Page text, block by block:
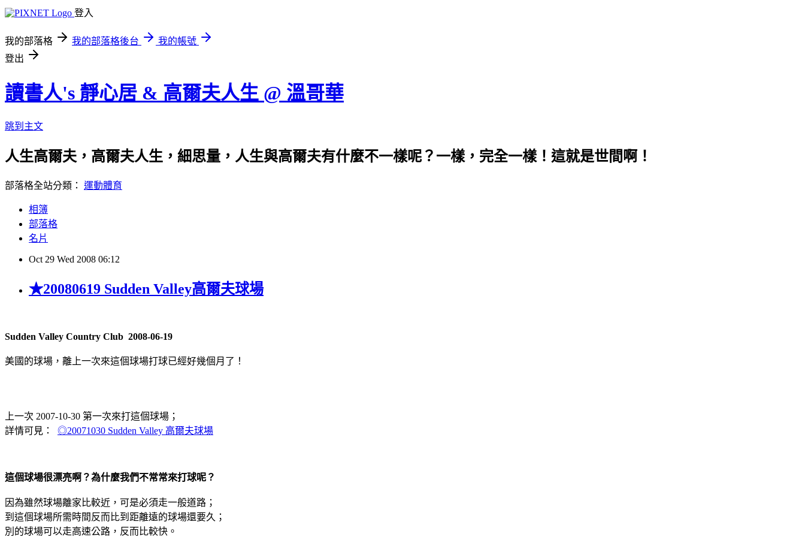
登入
我的部落格 我的部落格後台
我的帳號
登出
讀書人's 靜心居 & 高爾夫人生 @ 溫哥華
跳到主文
人生高爾夫，高爾夫人生，細思量，人生與高爾夫有什麼不一樣呢？一樣，完全一樣！這就是世間啊！
部落格全站分類： 運動體育
相簿
部落格
名片
Oct 29 Wed 2008 06:12
★20080619 Sudden Valley高爾夫球場
Sudden Valley Country Club 2008-06-19
美國的球場，離上一次來這個球場打球已經好幾個月了！
上一次 2007-10-30 第一次來打這個球場；
詳情可見： ◎20071030 Sudden Valley 高爾夫球場
這個球場很漂亮啊？為什麼我們不常常來打球呢？
因為雖然球場離家比較近，可是必須走一般道路；
到這個球場所需時間反而比到距離遠的球場還要久；
別的球場可以走高速公路，反而比較快。